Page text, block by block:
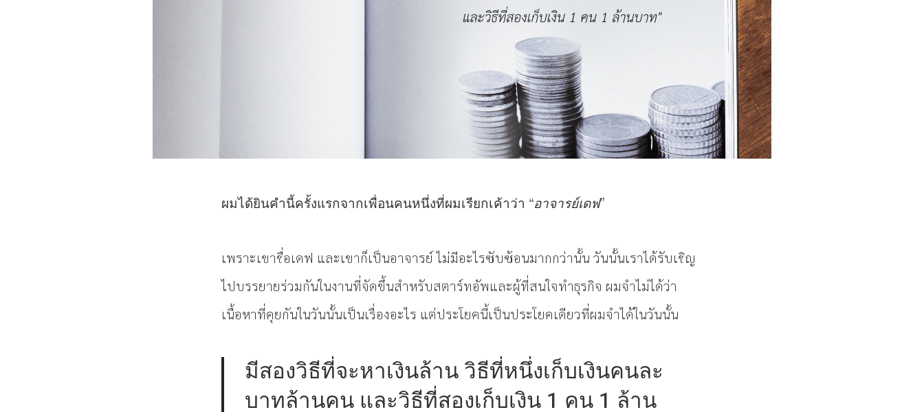
ผมได้ยินคำนี้ครั้งแรกจากเพื่อนคนหนึ่งที่ผมเรียกเค้าว่า “อาจารย์เดฟ”
เพราะเขาชื่อเดฟ และเขาก็เป็นอาจารย์ ไม่มีอะไรซับซ้อนมากกว่านั้น วันนั้นเราได้รับเชิญ
ไปบรรยายร่วมกันในงานที่จัดขึ้นสำหรับสตาร์ทอัพและผู้ที่สนใจทำธุรกิจ ผมจำไม่ได้ว่า
เนื้อหาที่คุยกันในวันนั้นเป็นเรื่องอะไร แต่ประโยคนี้เป็นประโยคเดียวที่ผมจำได้ในวันนั้น
มีสองวิธีที่จะหาเงินล้าน วิธีที่หนึ่งเก็บเงินคนละ
บาทล้านคน และวิธีที่สองเก็บเงิน 1 คน 1 ล้าน